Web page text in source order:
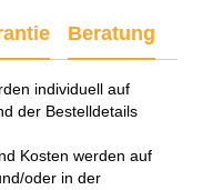
Beratung
individuell auf
der Bestelldetails
Kosten werden auf
oder in der